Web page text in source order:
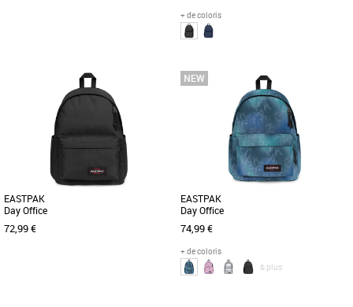
Nouvelle collection Eastpak
Découvrez le sac à dos Eastpak Day
Pak'R, un modèle incontournable de la
collection Disney 2026 qui [...]
+ de coloris
Nouvelle collection Eastpak
Le sac à dos Eastpak Padded Double S
allie fonctionnalité et style pour
accompagner vos déplacements [...]
EASTPAK
Day Office
72,99 €
EASTPAK
Day Office
74,99 €
+ de coloris
& plus